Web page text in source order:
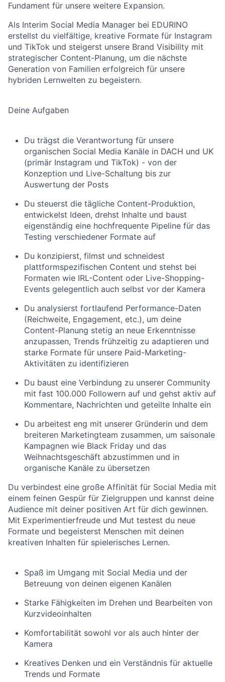
Fundament für unsere weitere Expansion.
Als Interim Social Media Manager bei EDURINO
erstellst du vielfältige, kreative Formate für Instagram
und TikTok und steigerst unsere Brand Visibility mit
strategischer Content-Planung, um die nächste
Generation von Familien erfolgreich für unsere
hybriden Lernwelten zu begeistern.
Deine Aufgaben
Du trägst die Verantwortung für unsere
organischen Social Media Kanäle in DACH und UK
(primär Instagram und TikTok) - von der
Konzeption und Live-Schaltung bis zur
Auswertung der Posts
Du steuerst die tägliche Content-Produktion,
entwickelst Ideen, drehst Inhalte und baust
eigenständig eine hochfrequente Pipeline für das
Testing verschiedener Formate auf
Du konzipierst, filmst und schneidest
plattformspezifischen Content und stehst bei
Formaten wie IRL-Content oder Live-Shopping-
Events gelegentlich auch selbst vor der Kamera
Du analysierst fortlaufend Performance-Daten
(Reichweite, Engagement, etc.), um deine
Content-Planung stetig an neue Erkenntnisse
anzupassen, Trends frühzeitig zu adaptieren und
starke Formate für unsere Paid-Marketing-
Aktivitäten zu identifizieren
Du baust eine Verbindung zu unserer Community
mit fast 100.000 Followern auf und gehst aktiv auf
Kommentare, Nachrichten und geteilte Inhalte ein
Du arbeitest eng mit unserer Gründerin und dem
breiteren Marketingteam zusammen, um saisonale
Kampagnen wie Black Friday und das
Weihnachtsgeschäft abzustimmen und in
organische Kanäle zu übersetzen
Du verbindest eine große Affinität für Social Media mit
einem feinen Gespür für Zielgruppen und kannst deine
Audience mit deiner positiven Art für dich gewinnen.
Mit Experimentierfreude und Mut testest du neue
Formate und begeisterst Menschen mit deinen
kreativen Inhalten für spielerisches Lernen.
Spaß im Umgang mit Social Media und der
Betreuung von deinen eigenen Kanälen
Starke Fähigkeiten im Drehen und Bearbeiten von
Kurzvideoinhalten
Komfortabilität sowohl vor als auch hinter der
Kamera
Kreatives Denken und ein Verständnis für aktuelle
Trends und Formate